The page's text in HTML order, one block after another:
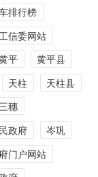
排行榜
信委网站
平
黄平县
天柱
天柱县
穗
政府
岑巩
门户网站